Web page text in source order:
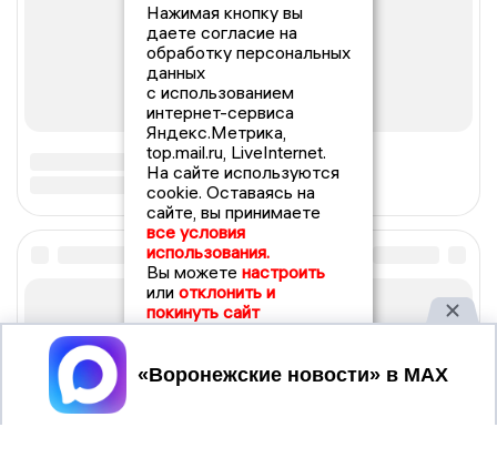
Нажимая кнопку вы
даете согласие на
обработку персональных
данных
с использованием
интернет-сервиса
Яндекс.Метрика,
top.mail.ru, LiveInternet.
На сайте используются
cookie. Оставаясь на
сайте, вы принимаете
все условия
использования.
Вы можете настроить
или отклонить и
покинуть сайт
Принять